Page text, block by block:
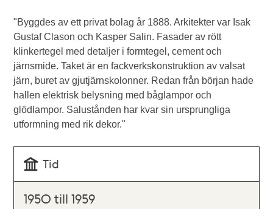
"Byggdes av ett privat bolag år 1888. Arkitekter var Isak
Gustaf Clason och Kasper Salin. Fasader av rött
klinkertegel med detaljer i formtegel, cement och
järnsmide. Taket är en fackverkskonstruktion av valsat
järn, buret av gjutjärnskolonner. Redan från början hade
hallen elektrisk belysning med båglampor och
glödlampor. Salustånden har kvar sin ursprungliga
utformning med rik dekor."
Tid
1950 till 1959